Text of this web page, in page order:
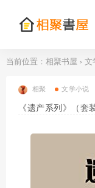
当前位置： 相聚书屋 > 文
相聚 文学小说
《遗产系列》（套